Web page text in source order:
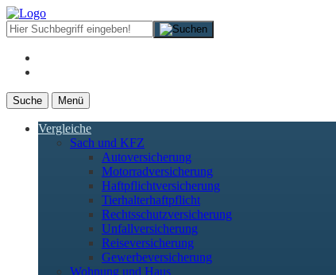
Suche Menü
Vergleiche
Sach und KFZ
Autoversicherung
Motorradversicherung
Haftpflichtversicherung
Tierhalterhaftpflicht
Rechtsschutzversicherung
Unfallversicherung
Reiseversicherung
Gewerbeversicherung
Wohnung und Haus